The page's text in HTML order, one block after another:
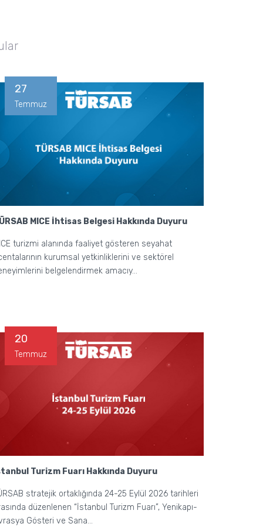
MICE İhtisas Belgesi Hakkında Duyuru
turizmi alanında faaliyet gösteren seyahat
kurumsal yetkinliklerini ve sektörel
belgelendirmek amacıy...
27
Temmuz
Turizm Fuarı Hakkında Duyuru
stratejik ortaklığında 24-25 Eylül 2026 tarihleri
düzenlenen “İstanbul Turizm Fuarı”, Yenikapı-
Gösteri ve Sana...
20
Temmuz